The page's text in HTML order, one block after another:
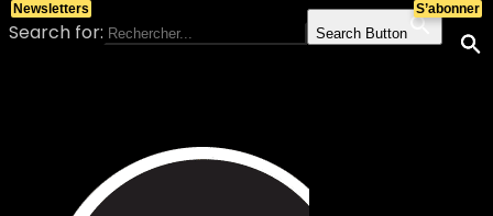
Search for: Search Button
S’abonner
Newsletters